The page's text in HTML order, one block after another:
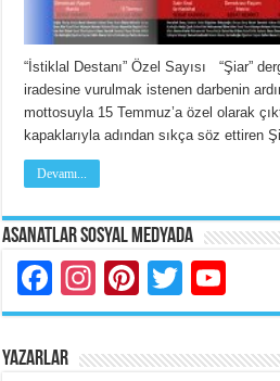
“İstiklal Destanı” Özel Sayısı “Şiar”
iradesine vurulmak istenen darbenin
mottosuyla 15 Temmuz’a özel olarak
kapaklarıyla adından sıkça söz ettiren
Devamı...
Asanatlar Sosyal Medyada
Facebook
Instagram
Pinterest
Twitter
YAZARLAR